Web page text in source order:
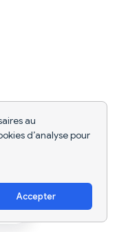
au
d’analyse pour
Accepter